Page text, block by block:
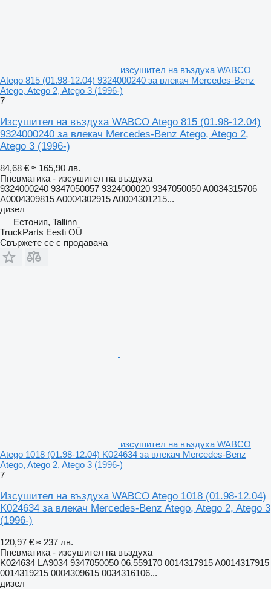
изсушител на въздуха WABCO
Atego 815 (01.98-12.04) 9324000240 за влекач Mercedes-Benz
Atego, Atego 2, Atego 3 (1996-)
7
Изсушител на въздуха WABCO Atego 815 (01.98-12.04)
9324000240 за влекач Mercedes-Benz Atego, Atego 2,
Atego 3 (1996-)
84,68 € ≈ 165,90 лв.
Пневматика - изсушител на въздуха
9324000240 9347050057 9324000020 9347050050 A0034315706
A0004309815 A0004302915 A0004301215...
дизел
Естония, Tallinn
TruckParts Eesti OÜ
Свържете се с продавача
изсушител на въздуха WABCO
Atego 1018 (01.98-12.04) K024634 за влекач Mercedes-Benz
Atego, Atego 2, Atego 3 (1996-)
7
Изсушител на въздуха WABCO Atego 1018 (01.98-12.04)
K024634 за влекач Mercedes-Benz Atego, Atego 2, Atego 3
(1996-)
120,97 € ≈ 237 лв.
Пневматика - изсушител на въздуха
K024634 LA9034 9347050050 06.559170 0014317915 A0014317915
0014319215 0004309615 0034316106...
дизел